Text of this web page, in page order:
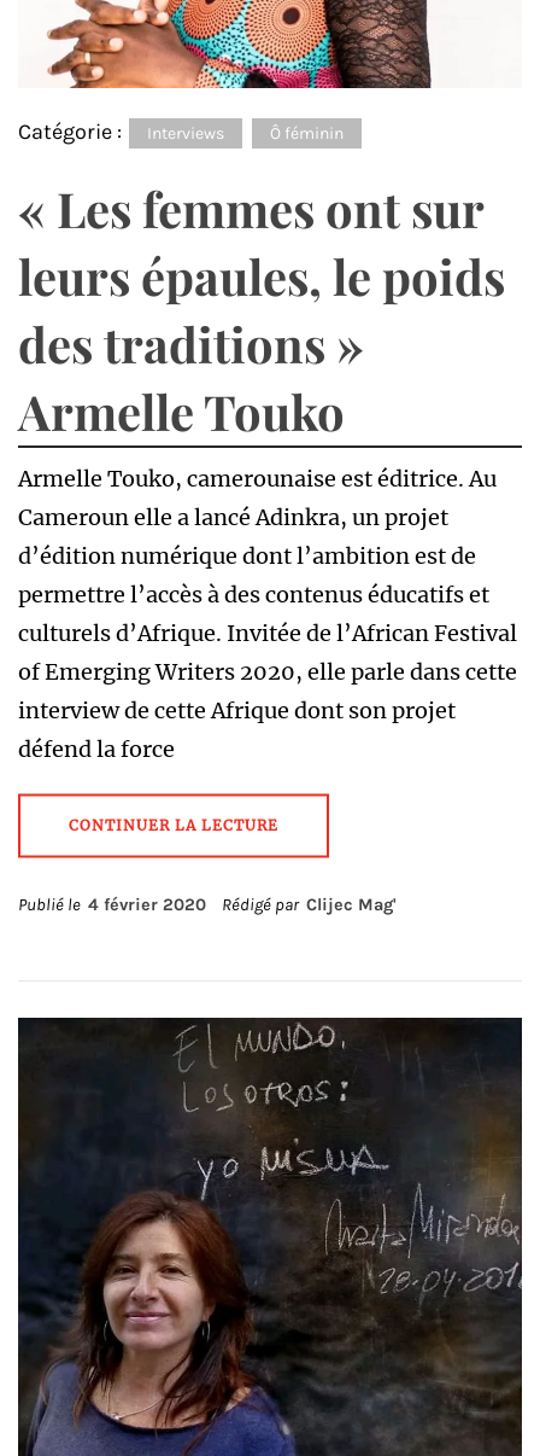
Catégorie : Interviews Ô féminin
« Les femmes ont sur
leurs épaules, le poids
des traditions »
Armelle Touko
Armelle Touko, camerounaise est éditrice. Au
Cameroun elle a lancé Adinkra, un projet
d’édition numérique dont l’ambition est de
permettre l’accès à des contenus éducatifs et
culturels d’Afrique. Invitée de l’African Festival
of Emerging Writers 2020, elle parle dans cette
interview de cette Afrique dont son projet
défend la force
CONTINUER LA LECTURE
Publié le 4 février 2020 Rédigé par Clijec Mag'